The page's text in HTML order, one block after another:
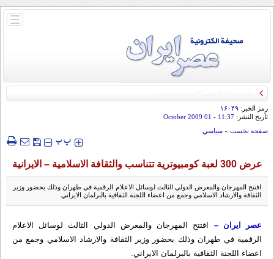
باز
رمز الخبر: ۱۶۰۴۹
تأريخ النشر: 11:37
- 01 October 2009
صفحه نخست » سياسي
‍‍‍ پپ
عرض 300 لعبة كومبيوترية تتناسب والثقافة الاسلامية – الايرانية
افتتح المهرجان والمعرض الدولي الثالث لوسائل الاعلام الرقمية في طهران وذلك بحضور وزير
الثقافة والارشاد الاسلامي وجمع من اعضاء اللجنة الثقافية بالبرلمان الايراني.
عصر ايران – افتتح المهرجان والمعرض الدولي الثالث لوسائل الاعلام
الرقمية في طهران وذلك بحضور وزير الثقافة والارشاد الاسلامي وجمع من
اعضاء اللجنة الثقافية بالبرلمان الايراني.